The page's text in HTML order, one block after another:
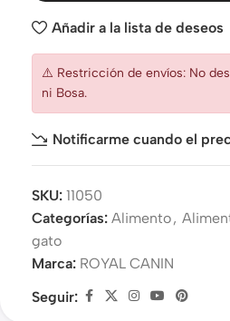
Añadir a la lista de deseos
⚠️ Restricción de envíos: No
ni Bosa.
Notificarme cuando el
SKU: 11050
Categorías: Alimento,
gato
Marca: ROYAL CANIN
Seguir: